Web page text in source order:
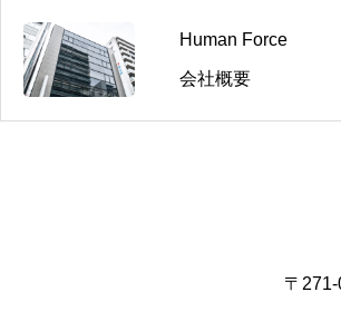
Human Force
会社概要
〒